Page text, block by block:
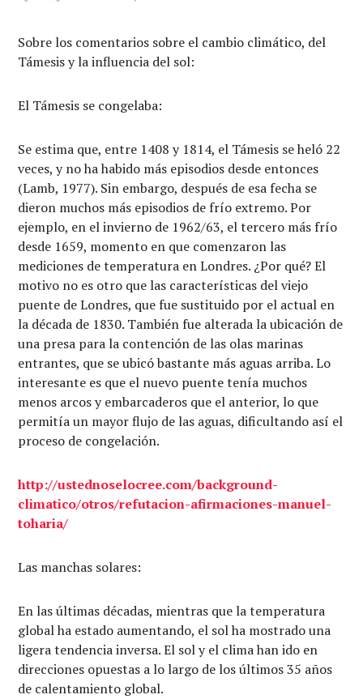
Sobre los comentarios sobre el cambio climático, del
Támesis y la influencia del sol:
El Támesis se congelaba:
Se estima que, entre 1408 y 1814, el Támesis se heló 22
veces, y no ha habido más episodios desde entonces
(Lamb, 1977). Sin embargo, después de esa fecha se
dieron muchos más episodios de frío extremo. Por
ejemplo, en el invierno de 1962/63, el tercero más frío
desde 1659, momento en que comenzaron las
mediciones de temperatura en Londres. ¿Por qué? El
motivo no es otro que las características del viejo
puente de Londres, que fue sustituido por el actual en
la década de 1830. También fue alterada la ubicación de
una presa para la contención de las olas marinas
entrantes, que se ubicó bastante más aguas arriba. Lo
interesante es que el nuevo puente tenía muchos
menos arcos y embarcaderos que el anterior, lo que
permitía un mayor flujo de las aguas, dificultando así el
proceso de congelación.
http://ustednoselocree.com/background-
climatico/otros/refutacion-afirmaciones-manuel-
toharia/
Las manchas solares:
En las últimas décadas, mientras que la temperatura
global ha estado aumentando, el sol ha mostrado una
ligera tendencia inversa. El sol y el clima han ido en
direcciones opuestas a lo largo de los últimos 35 años
de calentamiento global.